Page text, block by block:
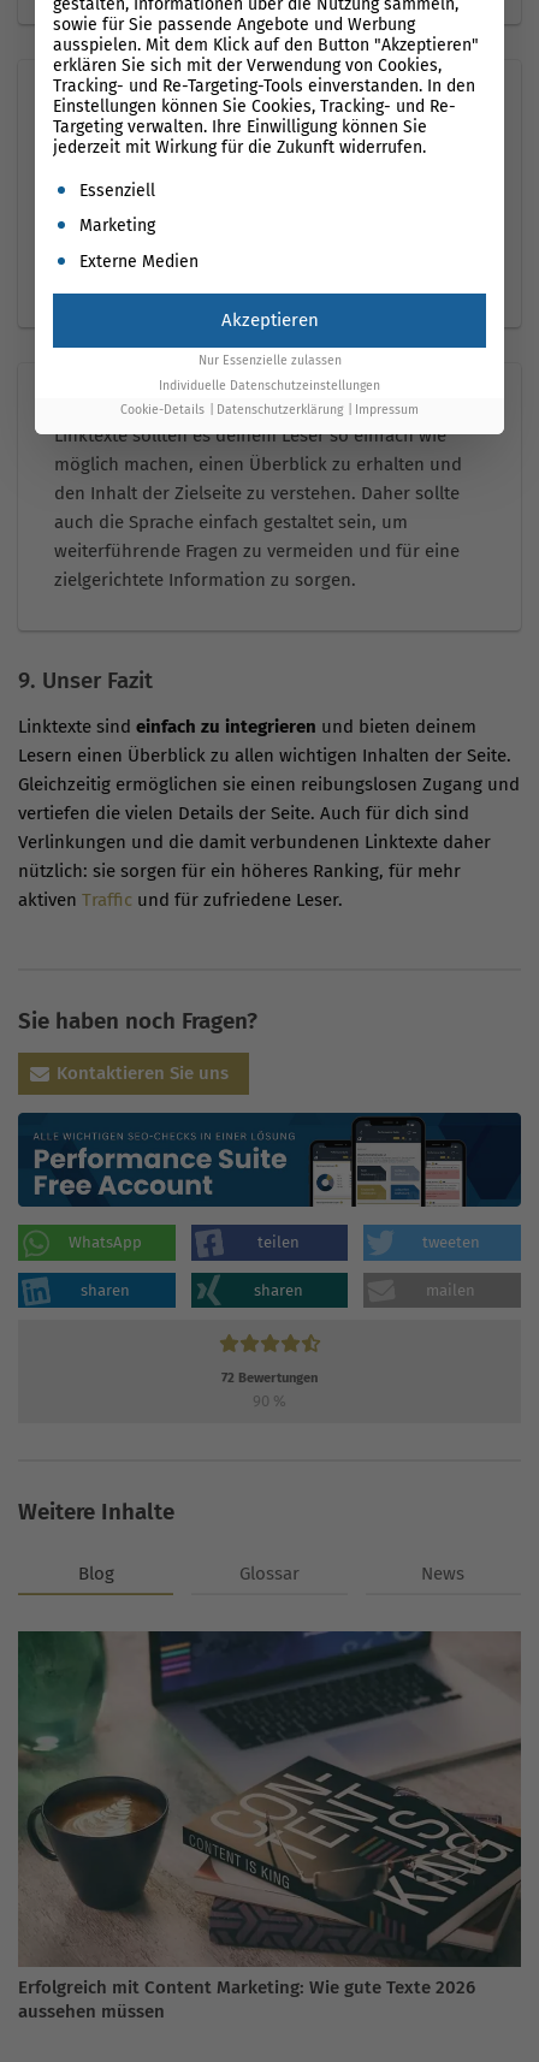
Wie viel Zeit nimmt die Optimierung in Anspruch?
Aufgrund unserer Hilfe nimmt die Optimierung für
dich nicht viel Zeit in Anspruch, wodurch sich
unsere Maßnahmen schnell für dich lohnen. Daher
freuen wir uns, dich auch in Zukunft bei deinen
Projekten zu unterstützen und dir die besten
Warum sollten Linktexte sprachlich einfach sein?
Linktexte sollten es deinem Leser so einfach wie
möglich machen, einen Überblick zu erhalten und
den Inhalt der Zielseite zu verstehen. Daher sollte
auch die Sprache einfach gestaltet sein, um
weiterführende Fragen zu vermeiden und für eine
zielgerichtete Information zu sorgen.
9. Unser Fazit
Linktexte sind einfach zu integrieren und bieten deinem
Lesern einen Überblick zu allen wichtigen Inhalten der Seite.
Gleichzeitig ermöglichen sie einen reibungslosen Zugang und
vertiefen die vielen Details der Seite. Auch für dich sind
Verlinkungen und die damit verbundenen Linktexte daher
nützlich: sie sorgen für ein höheres Ranking, für mehr
aktiven Traffic und für zufriedene Leser.
Sie haben noch Fragen?
Kontaktieren Sie uns
WhatsApp teilen tweeten
sharen sharen mailen
72 Bewertungen
90 %
Weitere Inhalte
Blog Glossar News
Erfolgreich mit Content Marketing: Wie gute Texte 2026
aussehen müssen
sowie für Sie passende Angebote und Werbung
ausspielen. Mit dem Klick auf den Button "Akzeptieren"
erklären Sie sich mit der Verwendung von Cookies,
Tracking- und Re-Targeting-Tools einverstanden. In den
Einstellungen können Sie Cookies, Tracking- und Re-
Targeting verwalten. Ihre Einwilligung können Sie
jederzeit mit Wirkung für die Zukunft widerrufen.
Es folgt eine Liste der Service-Gruppen, für die eine
Essenziell
Marketing
Externe Medien
Akzeptieren
Nur Essenzielle zulassen
Individuelle Datenschutzeinstellungen
Cookie-Details
Datenschutzerklärung Impressum